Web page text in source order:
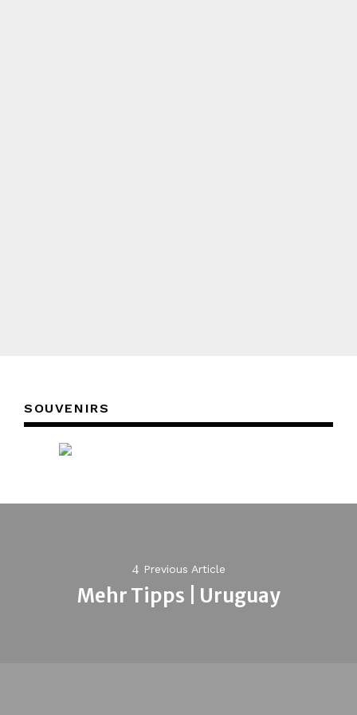
SOUVENIRS
Previous Article
Previous
Mehr Tipps | Uruguay